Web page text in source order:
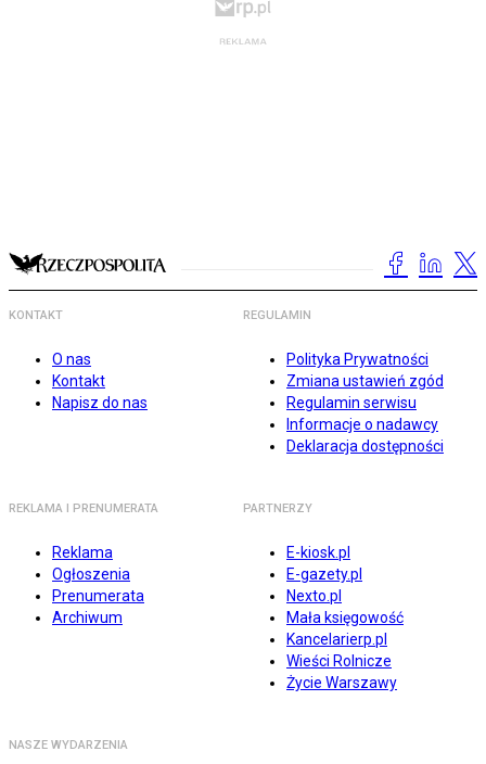
KONTAKT
O nas
Kontakt
Napisz do nas
REGULAMIN
Polityka Prywatności
Zmiana ustawień zgód
Regulamin serwisu
Informacje o nadawcy
Deklaracja dostępności
REKLAMA I PRENUMERATA
Reklama
Ogłoszenia
Prenumerata
Archiwum
PARTNERZY
E-kiosk.pl
E-gazety.pl
Nexto.pl
Mała księgowość
Kancelarierp.pl
Wieści Rolnicze
Życie Warszawy
NASZE WYDARZENIA